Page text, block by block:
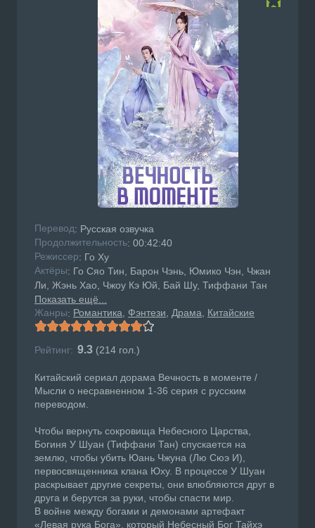
Перевод: Русская озвучка
Продолжительность: 00:42:40
Режисcер: Го Ху
Актёры: Го Сяо Тин, Барон Чэнь, Юмико Чэн, Чжан
Ли, Жэнь Хао, Чжоу Кэ Юй, Бай Шу, Тиффани Тан
Показать ещё...
Жанры: Романтика Фэнтези Драма Китайские
Рейтинг: 9.3 (214 гол.)
Китайский сериал дорама Вечность в моменте /
Мысли о несравненном 1-36 серия с русским
переводом.
Чтобы вернуть сокровища Небесного Царства,
Богиня У Шуан (Тиффани Тан) спускается на
землю, чтобы убить Юань Чжуна (Лю Сюэ И),
первосвященника клана Юху. В процессе У Шуан
раскрывает другие секреты, они влюбляются друг в
друга и берутся за руки, чтобы спасти мир.
В войне между богами и демонами артефакт
«Левая рука Бога», который Небесный Бог Тайхэ